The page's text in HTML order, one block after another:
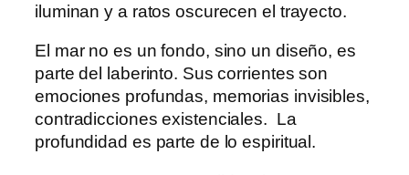
iluminan y a ratos oscurecen el trayecto.
El mar no es un fondo, sino un diseño, es
parte del laberinto. Sus corrientes son
emociones profundas, memorias invisibles,
contradicciones existenciales. La
profundidad es parte de lo espiritual.